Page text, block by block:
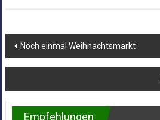
Beitragsnavigation
Noch einmal Weihnachtsmarkt
Empfehlungen